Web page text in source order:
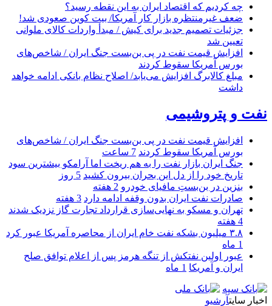
چه کردیم که اقتصاد ایران به این نقطه رسید؟
ضعف غیرمنتظره بازار کار آمریکا/ بیت کوین صعودی شد!
جزئیات تصمیم جدید برای کیش / مبدأ واردات کالای ملوانی
تعیین شد
افزایش قیمت نفت در پی بن‌بست جنگ ایران / شاخص‌های
بورس آمریکا سقوط کردند
مبلغ کالابرگ افزایش می‌یابد/ اصلاح نظام بانکی ادامه خواهد
داشت
نفت و پتروشیمی
افزایش قیمت نفت در پی بن‌بست جنگ ایران / شاخص‌های
بورس آمریکا سقوط کردند 7 ساعت
جنگ ایران بازار نفت را به هم ریخت اما آرامکو بیشترین سود
تاریخ خود را از دل این بحران بیرون کشید 5 روز
بنزین در بن‌بستِ مافیای خودرو 2 هفته
صادرات نفت ایران بدون وقفه ادامه دارد 3 هفته
تهران و مسکو به نهایی‌سازی قرارداد تجارت گاز نزدیک شدند
4 هفته
۳.۸ میلیون بشکه نفت خام ایران از محاصره آمریکا عبور کرد
1 ماه
عبور اولین نفتکش از تنگه هرمز پس از اعلام توافق صلح
ایران و آمریکا 1 ماه
اخبار سایتآرشیو